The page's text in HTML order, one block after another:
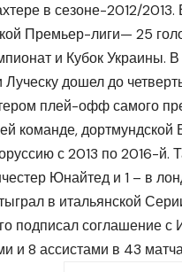
в сезоне-2012/
Премьер-лиги— 25
и Кубок Украины.
дошел до
плей-офф самого
команде, дортмундской
с 2013 по 2016-й.
Юнайтед и 1 – в
в итальянской
подписал соглашение с
и 8 ассистами в 43